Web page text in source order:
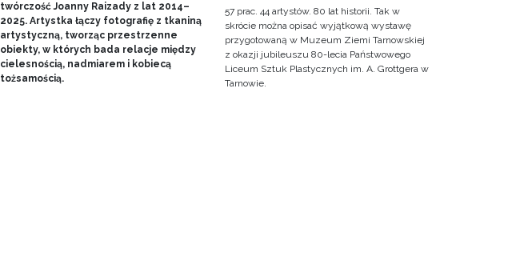
twórczość Joanny Raizady z lat 2014–
2025. Artystka łączy fotografię z tkaniną
artystyczną, tworząc przestrzenne
obiekty, w których bada relacje między
cielesnością, nadmiarem i kobiecą
tożsamością.
57 prac. 44 artystów. 80 lat historii. Tak w
skrócie można opisać wyjątkową wystawę
przygotowaną w Muzeum Ziemi Tarnowskiej
z okazji jubileuszu 80-lecia Państwowego
Liceum Sztuk Plastycznych im. A. Grottgera w
Tarnowie.